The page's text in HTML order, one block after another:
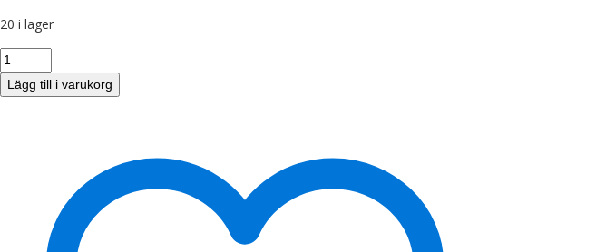
20 i lager
Lägg till i varukorg